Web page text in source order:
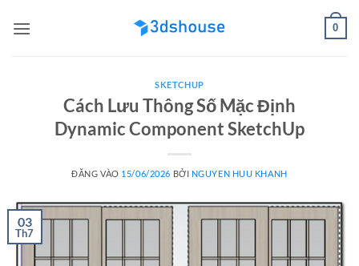
qua
0
SKETCHUP
Cách Lưu Thông Số Mặc Định
Dynamic Component SketchUp
ĐĂNG VÀO 15/06/2026 BỞI NGUYEN HUU KHANH
03
Th7